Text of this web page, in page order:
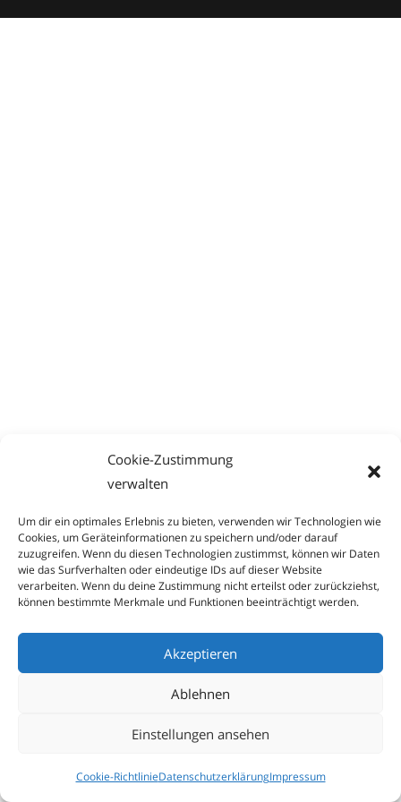
Cookie-Zustimmung
verwalten
Um dir ein optimales Erlebnis zu bieten, verwenden wir Technologien wie
Cookies, um Geräteinformationen zu speichern und/oder darauf
zuzugreifen. Wenn du diesen Technologien zustimmst, können wir Daten
wie das Surfverhalten oder eindeutige IDs auf dieser Website
verarbeiten. Wenn du deine Zustimmung nicht erteilst oder zurückziehst,
können bestimmte Merkmale und Funktionen beeinträchtigt werden.
Akzeptieren
Ablehnen
Einstellungen ansehen
Cookie-RichtlinieDatenschutzerklärungImpressum